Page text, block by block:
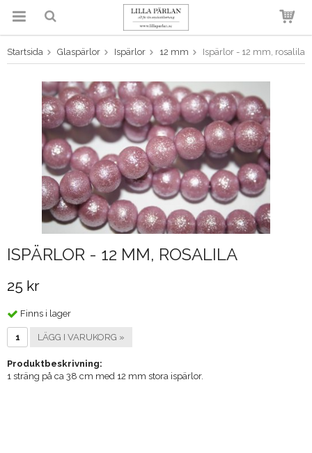
Produkten har blivit tillagd i
varukorgen
Startsida Glaspärlor Ispärlor 12 mm Ispärlor - 12 mm, rosalila
ISPÄRLOR - 12 MM, ROSALILA
25 kr
Finns i lager
LÄGG I VARUKORG »
Produktbeskrivning:
1 sträng på ca 38 cm med 12 mm stora ispärlor.